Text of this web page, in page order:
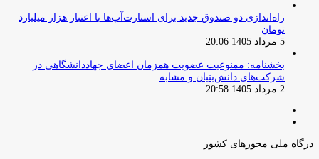
راه‌اندازی دو صندوق جدید برای استارت‌آپ‌ها با اعتبار هزار میلیارد
تومان
5 مرداد 1405 20:06
بخشنامه: ممنوعیت عضویت همزمان اعضای جهاددانشگاهی در
شرکت‌های دانش‌بنیان و مشابه
2 مرداد 1405 20:58
درگاه ملی مجوزهای کشور